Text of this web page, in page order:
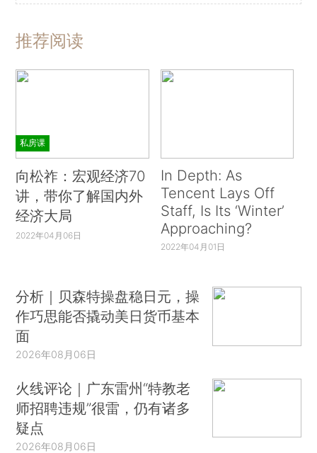
推荐阅读
私房课
向松祚：宏观经济70
讲，带你了解国内外
经济大局
2022年04月06日
In Depth: As
Tencent Lays Off
Staff, Is Its ‘Winter’
Approaching?
2022年04月01日
分析｜贝森特操盘稳日元，操
作巧思能否撬动美日货币基本
面
2026年08月06日
火线评论｜广东雷州“特教老
师招聘违规”很雷，仍有诸多
疑点
2026年08月06日